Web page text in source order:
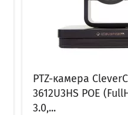
PTZ-камера
3612U3HS POE
3.0,...